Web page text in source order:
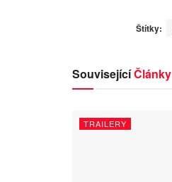
Štítky:
SouvisejícíČlánky
TRAILERY